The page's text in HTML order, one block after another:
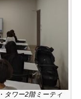
タワー2階ミーティ